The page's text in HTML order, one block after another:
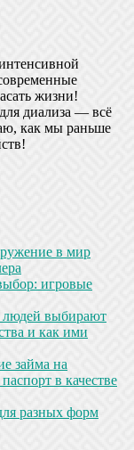
жизни!
диализа — всё
как мы раньше
в мир
игровые
людей выбирают
и как ими
займа на
в качестве
разных форм